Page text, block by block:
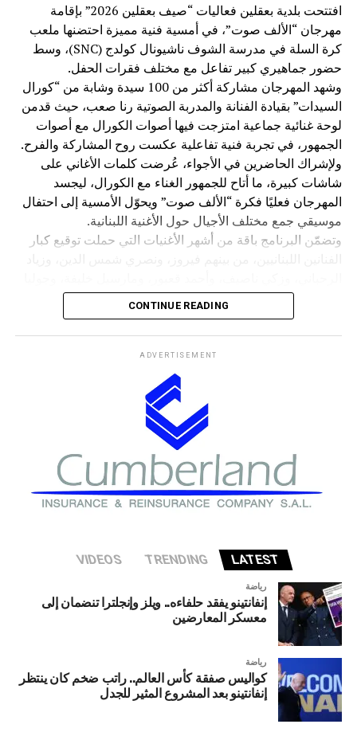
حيث كان في استقبالهم رئيس اتحاد بلديات الجومة ورئيس بلدية
رحبة الأستاذ عدنان ملحم، ورئيسة بلدية بينو الدكتورة كارول
فارس، اللذان قدّما شرحًا عن المحمية، وأهميتها البيئية، وتاريخ
بلدة بينو العريق وإرثها الثقافي.
بعدها، توجّه الوفد إلى منطقة القموعة – غابة العذر، حيث كان
في استقبالهم رئيس اللجنة السياحية ورئيس بلدية فنيدق
السابق الحاج أحمد عبدو البعريني، واطّلعوا على ما تتميز به
المنطقة من طبيعة خلابة، وغاباتها الوارفة وأشجارها المعمّرة
التي تُعدّ من أبرز المعالم البيئية والسياحية في عكار. وقد أبدى
سعادة السفير وعقيلته إعجابهما الكبير بجمال المنطقة، وروعة
مناظرها الطبيعية، واعتدال طقسها، مشيدَين بما تختزنه عكار
من مقومات سياحية وبيئية تستحق الاهتمام والتعريف بها.
بالغ شكره وامتنانه لسعادة السفير وليد الحديد وعقيلته، ولجميع
الحضور على تلبية الدعوة، ومتمنيًا للمملكة الأردنية الهاشمية،
افتتحت بلدية بعقلين فعاليات “صيف بعقلين 2026” بإقامة
مهرجان “الألف صوت”، في أمسية فنية مميزة احتضنها ملعب
كرة السلة في مدرسة الشوف ناشيونال كولدج (SNC)، وسط
حضور جماهيري كبير تفاعل مع مختلف فقرات الحفل.
وشهد المهرجان مشاركة أكثر من 100 سيدة وشابة من “كورال
السيدات” بقيادة الفنانة والمدربة الصوتية رنا صعب، حيث قدمن
لوحة غنائية جماعية امتزجت فيها أصوات الكورال مع أصوات
الجمهور، في تجربة فنية تفاعلية عكست روح المشاركة والفرح.
ولإشراك الحاضرين في الأجواء، عُرضت كلمات الأغاني على
شاشات كبيرة، ما أتاح للجمهور الغناء مع الكورال، ليجسد
المهرجان فعليًا فكرة “الألف صوت” ويحوّل الأمسية إلى احتفال
موسيقي جمع مختلف الأجيال حول الأغنية اللبنانية.
وتضمّن البرنامج باقة من أشهر الأغنيات التي حملت توقيع كبار
بطرس، في أمسية أعادت إحياء الذاكرة الفنية اللبنانية وأضفت
أجواءً من الحنين والمحبة.
ويأتي هذا الحدث باكورة برنامج “صيف بعقلين 2026” الذي
يتضمن سلسلة من النشاطات الثقافية والفنية والاجتماعية، في
إطار حرص البلدية على تنشيط الحركة السياحية والثقافية
وتعزيز مكانة بعقلين كوجهة صيفية تجمع بين الفن والتراث.
CONTINUE READING
ADVERTISEMENT
LATEST
TRENDING
VIDEOS
رياضة
إنفانتينو يفقد حلفاءه.. ويلز وإنجلترا تنضمان إلى
معسكر المعارضين
رياضة
كواليس صفقة كأس العالم.. راتب ضخم كان ينتظر
إنفانتينو بعد المشروع المثير للجدل